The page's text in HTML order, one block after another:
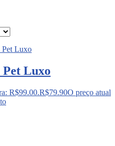
Pet Luxo
R$99.00.R$79.90O preço atual